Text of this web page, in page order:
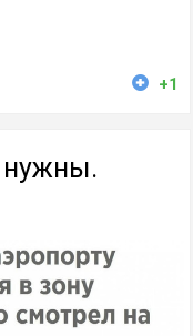
+1
нужны.